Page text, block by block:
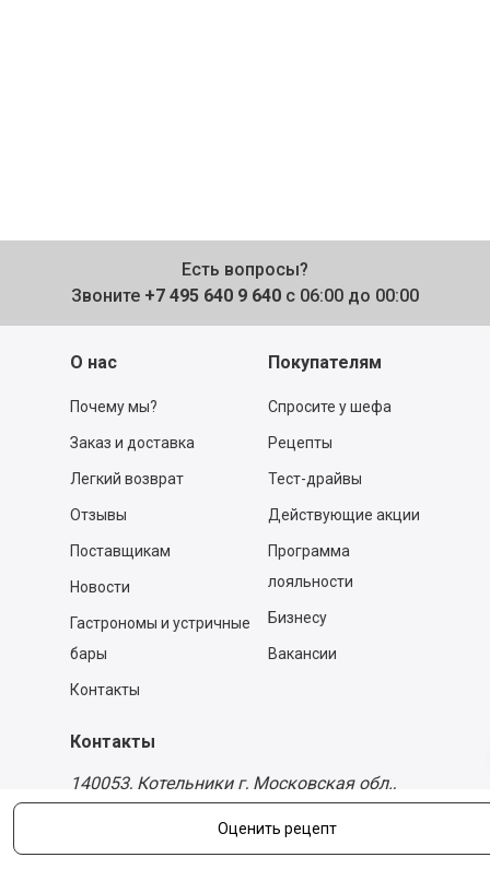
Оценить рецепт
Есть вопросы?
Звоните +7 495 640 9 640 с 06:00 до 00:00
О нас
Почему мы?
Заказ и доставка
Легкий возврат
Отзывы
Поставщикам
Новости
Гастрономы и устричные
бары
Контакты
Покупателям
Спросите у шефа
Рецепты
Тест-драйвы
Действующие акции
Программа
лояльности
Бизнесу
Вакансии
Контакты
140053, Котельники г, Московская обл.,
Силикат мкр, строение № 4, Пом/Ком 2/6
+7 495 640 9 640 06:00 - 00:00